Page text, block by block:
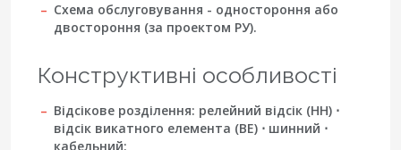
Схема обслуговування - одностороння або
двостороння (за проектом РУ).
Конструктивні особливості
Відсікове розділення: релейний відсік (НН) ⋅
відсік викатного елемента (ВЕ) ⋅ шинний ⋅
кабельний;